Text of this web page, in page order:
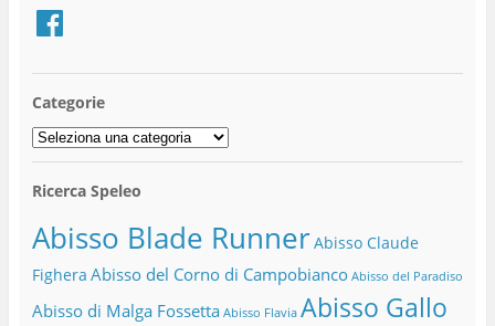
Facebook
Categorie
Categorie
Ricerca Speleo
Abisso Blade RunnerAbisso Claude
Fighera Abisso del Corno di Campobianco Abisso del Paradiso
Abisso di Malga Fossetta Abisso Flavia Abisso Gallo